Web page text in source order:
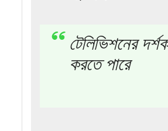
টেলিভিশনের
করতে পারে